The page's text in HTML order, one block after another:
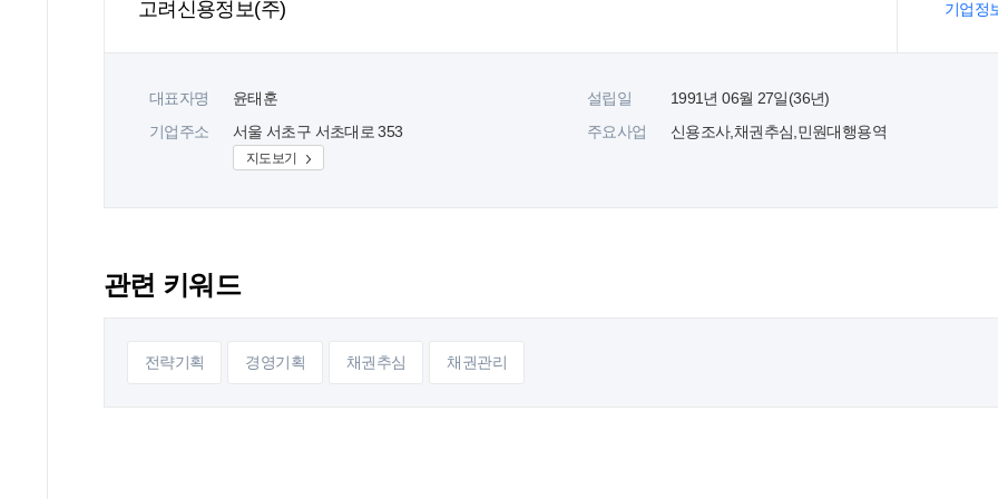
고려신용정보(주) 기업정
대표자명 윤태훈 설립일
1991년 06월 27일(36년)
기업주소
서울 서초구 서초대로 353
지도보기
주요사업 신용조사,채권추심,민원대행용역
관련 키워드
전략기획 경영기획 채권추심 채권관리